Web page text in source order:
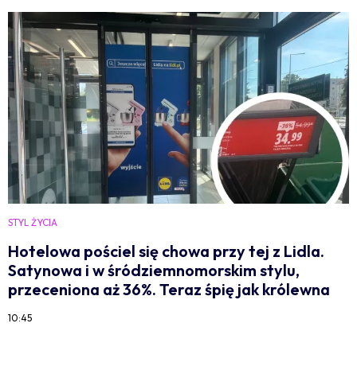
STYL ŻYCIA
Hotelowa pościel się chowa przy tej z Lidla.
Satynowa i w śródziemnomorskim stylu,
przeceniona aż 36%. Teraz śpię jak królewna
10:45